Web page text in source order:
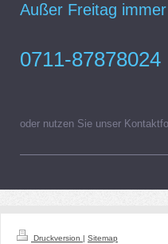
Außer Freitag
0711-87878024
oder nutzen Sie unser
Druckversion | Sitemap